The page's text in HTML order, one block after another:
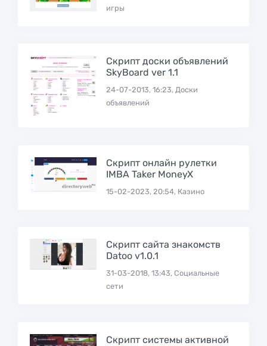
игры
Скрипт доски объявлений
SkyBoard ver 1.1
24-07-2013, 16:23, Доски
объявлений
Скрипт онлайн рулетки
IMBA Taker MoneyX
15-02-2023, 20:54, Казино
Скрипт сайта знакомств
Datoo v1.0.1
31-03-2018, 13:43, Социальные
сети
Скрипт системы активной